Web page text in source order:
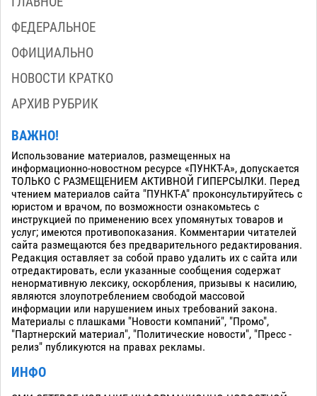
ФЕДЕРАЛЬНОЕ
ОФИЦИАЛЬНО
НОВОСТИ КРАТКО
АРХИВ РУБРИК
ВАЖНО!
Использование материалов, размещенных на
информационно-новостном ресурсе «ПУНКТ-А», допускается
ТОЛЬКО С РАЗМЕЩЕНИЕМ АКТИВНОЙ ГИПЕРСЫЛКИ. Перед
чтением материалов сайта "ПУНКТ-А" проконсультируйтесь с
юристом и врачом, по возможности ознакомьтесь с
инструкцией по применению всех упомянутых товаров и
услуг; имеются противопоказания. Комментарии читателей
сайта размещаются без предварительного редактирования.
Редакция оставляет за собой право удалить их с сайта или
отредактировать, если указанные сообщения содержат
ненормативную лексику, оскорбления, призывы к насилию,
являются злоупотреблением свободой массовой
информации или нарушением иных требований закона.
Материалы с плашками "Новости компаний", "Промо",
"Партнерский материал", "Политические новости", "Пресс -
релиз" публикуются на правах рекламы.
ИНФО